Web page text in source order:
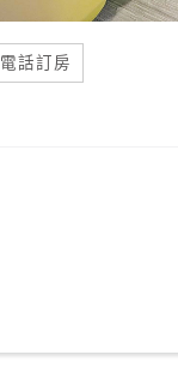
電話訂房